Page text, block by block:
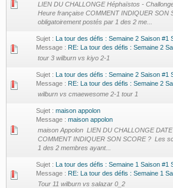
LIEN DU CHALLONGE Héphaïstos -
Heure française COMMENT INDIQUER
obligatoirement postés par 1 des 2 me...
Sujet : La tour des défis : Semaine 2 Saison #1
Message : RE: La tour des défis : Semaine 2
tour 3 wilburn vs kiyo 2-1
Sujet : La tour des défis : Semaine 2 Saison #1
Message : RE: La tour des défis : Semaine 2
wilburn vs cmaewesome 2-1 tour 1
Sujet : maison appolon
Message : maison appolon
maison Appolon LIEN DU CHALLONGE
COMMENT INDIQUER SON SCORE ? Les
1 des 2 membres ayant...
Sujet : La tour des défis : Semaine 1 Saison #1
Message : RE: La tour des défis : Semaine 1
Tour 11 wilburn vs salazar 0_2